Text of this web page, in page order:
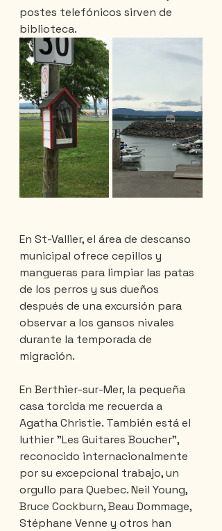
postes telefónicos sirven de
biblioteca.
En St-Vallier, el área de descanso
municipal ofrece cepillos y
mangueras para limpiar las patas
de los perros y sus dueños
después de una excursión para
observar a los gansos nivales
durante la temporada de
migración.
En Berthier-sur-Mer, la pequeña
casa torcida me recuerda a
Agatha Christie. También está el
luthier "Les Guitares Boucher",
reconocido internacionalmente
por su excepcional trabajo, un
orgullo para Quebec. Neil Young,
Bruce Cockburn, Beau Dommage,
Stéphane Venne y otros han